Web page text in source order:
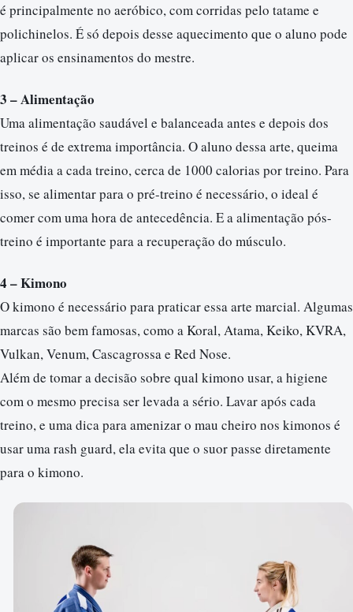
é principalmente no aeróbico, com corridas pelo tatame e
polichinelos. É só depois desse aquecimento que o aluno pode
aplicar os ensinamentos do mestre.
3 – Alimentação
Uma alimentação saudável e balanceada antes e depois dos
treinos é de extrema importância. O aluno dessa arte, queima
em média a cada treino, cerca de 1000 calorias por treino. Para
isso, se alimentar para o pré-treino é necessário, o ideal é
comer com uma hora de antecedência. E a alimentação pós-
treino é importante para a recuperação do músculo.
4 – Kimono
O kimono é necessário para praticar essa arte marcial. Algumas
marcas são bem famosas, como a Koral, Atama, Keiko, KVRA,
Vulkan, Venum, Cascagrossa e Red Nose.
Além de tomar a decisão sobre qual kimono usar, a higiene
com o mesmo precisa ser levada a sério. Lavar após cada
treino, e uma dica para amenizar o mau cheiro nos kimonos é
usar uma rash guard, ela evita que o suor passe diretamente
para o kimono.